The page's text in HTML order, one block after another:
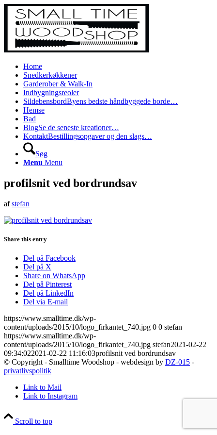
Home
Snedkerkøkkener
Garderober & Walk-In
Indbygningsreoler
SildebensbordByens bedste håndbyggede borde…
Hemse
Bad
BlogSe de seneste kreationer…
KontaktBestillingsopgaver og den slags…
Søg
Menu Menu
profilsnit ved bordrundsav
afstefan
Share this entry
Del på Facebook
Del på X
Share on WhatsApp
Del på Pinterest
Del på LinkedIn
Del via E-mail
https://www.smalltime.dk/wp-
content/uploads/2015/10/logo_firkantet_740.jpg 0 0 stefan
https://www.smalltime.dk/wp-
content/uploads/2015/10/logo_firkantet_740.jpg stefan2021-02-22
09:34:022021-02-22 11:16:03profilsnit ved bordrundsav
© Copyright - Smalltime Woodshop - webdesign by DZ-015 -
privatlivspolitik
Link to Mail
Link to Instagram
Scroll to top